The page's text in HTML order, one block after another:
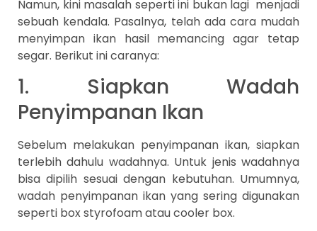
Namun, kini masalah seperti ini bukan lagi menjadi
sebuah kendala. Pasalnya, telah ada cara mudah
menyimpan ikan hasil memancing agar tetap
segar. Berikut ini caranya:
1. Siapkan Wadah
Penyimpanan Ikan
Sebelum melakukan penyimpanan ikan, siapkan
terlebih dahulu wadahnya. Untuk jenis wadahnya
bisa dipilih sesuai dengan kebutuhan. Umumnya,
wadah penyimpanan ikan yang sering digunakan
seperti box styrofoam atau cooler box.